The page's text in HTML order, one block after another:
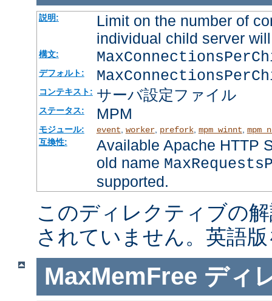
説明:
Limit on the number of
individual child server
構文:
デフォルト:
コンテキスト: サーバ設定ファイル
ステータス: MPM
モジュール: event worker, prefork, mpm_winnt
互換性:
Available Apache HTTP
old name
supported.
このディレクティブの
されていません。英語
MaxMemFree ディ